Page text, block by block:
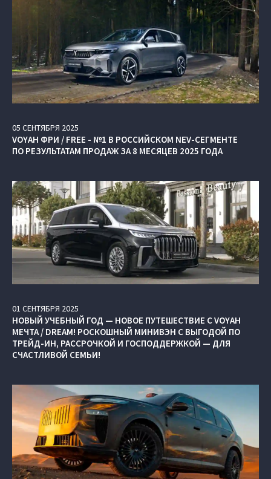
05 СЕНТЯБРЯ 2025
VOYAH ФРИ / FREE - №1 В РОССИЙСКОМ NEV-СЕГМЕНТЕ
ПО РЕЗУЛЬТАТАМ ПРОДАЖ ЗА 8 МЕСЯЦЕВ 2025 ГОДА
01 СЕНТЯБРЯ 2025
НОВЫЙ УЧЕБНЫЙ ГОД — НОВОЕ ПУТЕШЕСТВИЕ С VOYAH
МЕЧТА / DREAM! РОСКОШНЫЙ МИНИВЭН С ВЫГОДОЙ ПО
ТРЕЙД-ИН, РАССРОЧКОЙ И ГОСПОДДЕРЖКОЙ — ДЛЯ
СЧАСТЛИВОЙ СЕМЬИ!